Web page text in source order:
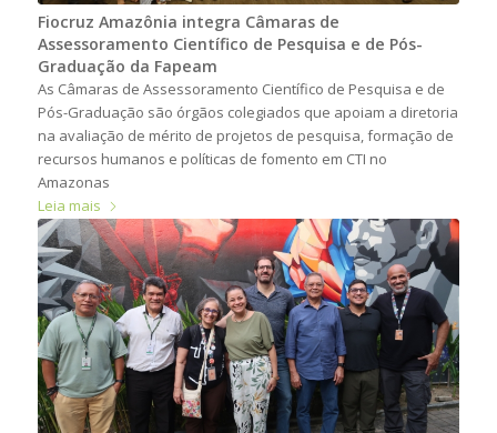
Fiocruz Amazônia integra Câmaras de
Assessoramento Científico de Pesquisa e de Pós-
Graduação da Fapeam
As Câmaras de Assessoramento Científico de Pesquisa e de
Pós-Graduação são órgãos colegiados que apoiam a diretoria
na avaliação de mérito de projetos de pesquisa, formação de
recursos humanos e políticas de fomento em CTI no
Amazonas
Leia mais